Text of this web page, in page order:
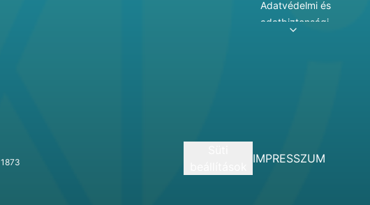
Adatvédelmi és
adatbiztonsági
szolgáltatásai
IMPRESSZUM